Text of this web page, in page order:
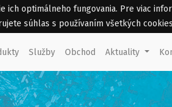
ich optimálneho fungovania. Pre viac
súhlas s používaním všetkých
Služby Obchod Aktuality